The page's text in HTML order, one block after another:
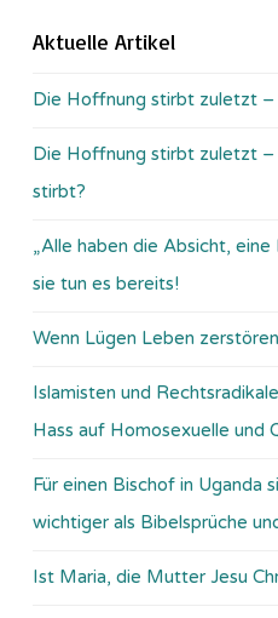
Aktuelle Artikel
Die Hoffnung stirbt zuletzt
Die Hoffnung stirbt zuletzt
stirbt?
„Alle haben die Absicht,
sie tun es bereits!
Wenn Lügen Leben zerstören
Islamisten und
Hass auf Homosexuelle und
Für einen Bischof in Uganda
wichtiger als Bibelsprüche
Ist Maria, die Mutter Jesu